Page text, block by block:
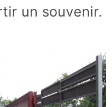
un souvenir.